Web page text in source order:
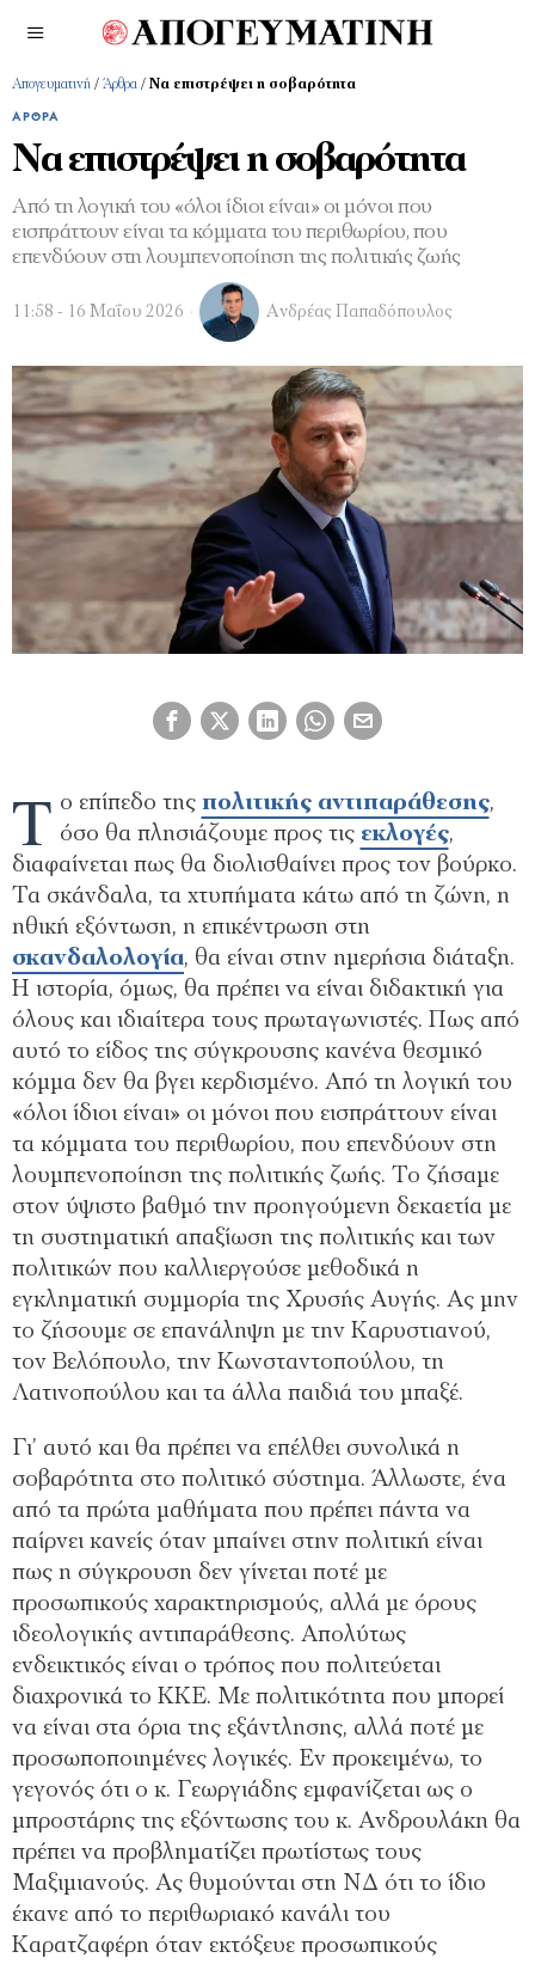
Απογευματινή / Άρθρα / Να επιστρέψει η σοβαρότητα
ΆΡΘΡΑ
Να επιστρέψει η σοβαρότητα
Από τη λογική του «όλοι ίδιοι είναι» οι μόνοι που
εισπράττουν είναι τα κόμματα του περιθωρίου, που
επενδύουν στη λουμπενοποίηση της πολιτικής ζωής
11:58 - 16 Μαΐου 2026 Ανδρέας Παπαδόπουλος
Τ ο επίπεδο της πολιτικής αντιπαράθεσης,
όσο θα πλησιάζουμε προς τις εκλογές,
διαφαίνεται πως θα διολισθαίνει προς τον βούρκο.
Τα σκάνδαλα, τα χτυπήματα κάτω από τη ζώνη, η
ηθική εξόντωση, η επικέντρωση στη
σκανδαλολογία, θα είναι στην ημερήσια διάταξη.
Η ιστορία, όμως, θα πρέπει να είναι διδακτική για
όλους και ιδιαίτερα τους πρωταγωνιστές. Πως από
αυτό το είδος της σύγκρουσης κανένα θεσμικό
κόμμα δεν θα βγει κερδισμένο. Από τη λογική του
«όλοι ίδιοι είναι» οι μόνοι που εισπράττουν είναι
τα κόμματα του περιθωρίου, που επενδύουν στη
λουμπενοποίηση της πολιτικής ζωής. Το ζήσαμε
στον ύψιστο βαθμό την προηγούμενη δεκαετία με
τη συστηματική απαξίωση της πολιτικής και των
πολιτικών που καλλιεργούσε μεθοδικά η
εγκληματική συμμορία της Χρυσής Αυγής. Ας μην
το ζήσουμε σε επανάληψη με την Καρυστιανού,
τον Βελόπουλο, την Κωνσταντοπούλου, τη
Λατινοπούλου και τα άλλα παιδιά του μπαξέ.
Γι’ αυτό και θα πρέπει να επέλθει συνολικά η
σοβαρότητα στο πολιτικό σύστημα. Άλλωστε, ένα
από τα πρώτα μαθήματα που πρέπει πάντα να
παίρνει κανείς όταν μπαίνει στην πολιτική είναι
πως η σύγκρουση δεν γίνεται ποτέ με
προσωπικούς χαρακτηρισμούς, αλλά με όρους
ιδεολογικής αντιπαράθεσης. Απολύτως
ενδεικτικός είναι ο τρόπος που πολιτεύεται
διαχρονικά το ΚΚΕ. Με πολιτικότητα που μπορεί
να είναι στα όρια της εξάντλησης, αλλά ποτέ με
προσωποποιημένες λογικές. Εν προκειμένω, το
γεγονός ότι ο κ. Γεωργιάδης εμφανίζεται ως ο
μπροστάρης της εξόντωσης του κ. Ανδρουλάκη θα
πρέπει να προβληματίζει πρωτίστως τους
Μαξιμιανούς. Ας θυμούνται στη ΝΔ ότι το ίδιο
έκανε από το περιθωριακό κανάλι του
Καρατζαφέρη όταν εκτόξευε προσωπικούς